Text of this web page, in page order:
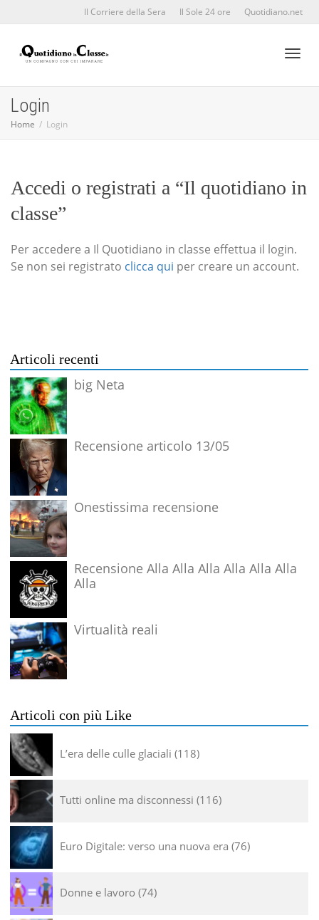
Il Corriere della Sera Il Sole 24 ore Quotidiano.net
Login
Home Login
Accedi o registrati a “Il quotidiano in
classe”
Per accedere a Il Quotidiano in classe effettua il login.
Se non sei registrato clicca qui per creare un account.
Articoli recenti
big Neta
Recensione articolo 13/05
Onestissima recensione
Recensione Alla Alla Alla Alla Alla Alla
Alla
Virtualità reali
Articoli con più Like
L’era delle culle glaciali 118
Tutti online ma disconnessi 116
Euro Digitale: verso una nuova era 76
Donne e lavoro 74